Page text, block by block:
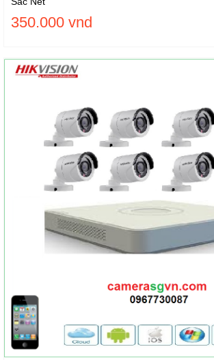
350.000 vnd